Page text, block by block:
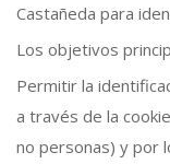
Castañeda para
Los objetivos
Permitir la
a través de la
no personas) y por